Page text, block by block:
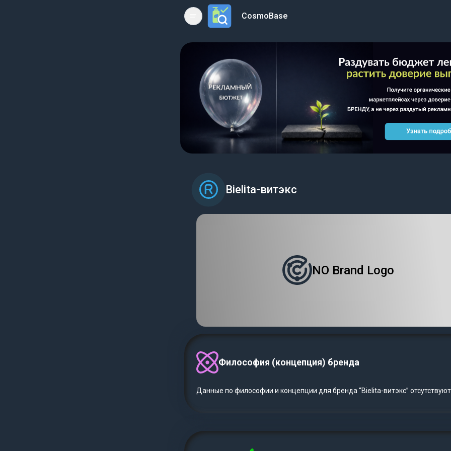
Open main menuCosmoBase
Bielita-витэкс
NO Brand Logo
Философия (концепция) бренда
Данные по философии и концепции для бренда “Bielita-витэкс”